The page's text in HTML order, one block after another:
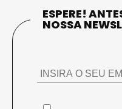
ESPERE!
NOSSA